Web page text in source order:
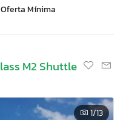
Mínima
M2 Shuttle
1/13